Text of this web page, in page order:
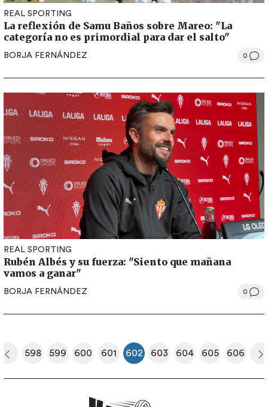
REAL SPORTING
La reflexión de Samu Baños sobre Mareo: "La
categoría no es primordial para dar el salto"
BORJA FERNÁNDEZ 0
REAL SPORTING
Rubén Albés y su fuerza: "Siento que mañana
vamos a ganar"
BORJA FERNÁNDEZ 0
página
Página anterior
598 599 600
Página
601
Página actual
602 603 604 605
Página
606